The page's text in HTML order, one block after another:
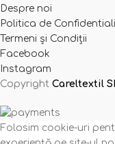
Despre noi
Politica de
Termeni și Condiții
Facebook
Instagram
Copyright Careltextil
Folosim cookie-uri